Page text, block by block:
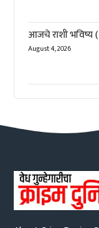
आजचे राशी
August 4, 2026